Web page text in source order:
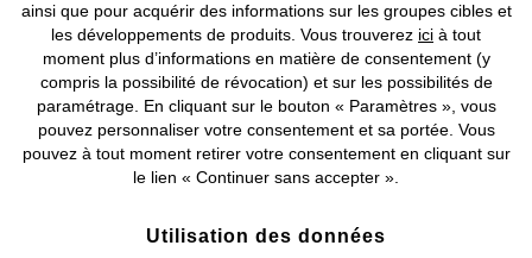
ainsi que pour acquérir des informations sur les groupes cibles et
les développements de produits. Vous trouverez ici à tout
moment plus d’informations en matière de consentement (y
compris la possibilité de révocation) et sur les possibilités de
paramétrage. En cliquant sur le bouton « Paramètres », vous
pouvez personnaliser votre consentement et sa portée. Vous
pouvez à tout moment retirer votre consentement en cliquant sur
le lien « Continuer sans accepter ».
Utilisation des données